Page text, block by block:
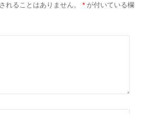
れることはありません。 * が付いている欄